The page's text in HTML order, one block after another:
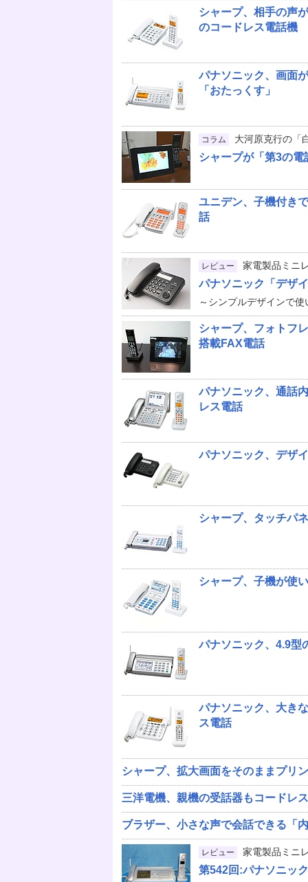
シャープ、相手の声
のコードレス電話機
パナソニック、画面
「おたっくす」
コラム 大河原克行の「
シャープが「第3の
ユニデン、子機付き
話
レビュー 家電製品ミニ
パナソニック「デザ
～シンプルデザインで
シャープ、フォトフ
搭載FAX電話
パナソニック、通話
レス電話
パナソニック、デザ
シャープ、タッチパ
シャープ、子機が使
パナソニック、4.9型
パナソニック、大き
ス電話
シャープ、拡大画面をそのままプリ
三洋電機、親機の受話器もコードレ
ブラザー、小さな声で会話できる「
レビュー 家電製品ミニ
第542回:パナソニッ